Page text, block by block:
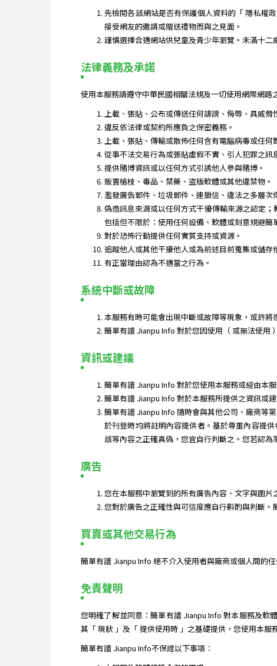
先檢閱各該網站是否有保護個人資料的「 隱私權
接受網友的邀請或贈送禮物而與之見面。
謹慎選擇合適網站供兒童及青少年瀏覽。未滿十
法律義務及承諾
使用本服務請遵守中華民國相關法規及一切使用網際網
上載、張貼、公布或傳送任何誹謗、侮辱、具威
違反依法律或契約所應負之保密義務。
上載、張貼、傳輸或散佈任何含有電腦病毒或任
從事不法交易行為或張貼虛假不實、引人犯罪之訊
提供賭博資訊或以任何方式引誘他人參與賭博。
販賣槍枝、毒品、禁藥、盜版軟體或其他違禁物。
濫發廣告郵件、垃圾郵件、連鎖信、違法之多層次
偽造訊息來源或以任何方式干擾傳輸來源之認定
包括但不限於：使用任何設備、軟體或刻意規避
對於恐怖行動提供任何實質支持或資源。
追蹤他人或其他干擾他人或為前述目前蒐集或儲存
有正當理由認為不適當之行為。
系統中斷或故障
本服務有時可能會出現中斷或故障等現象，或許
簡單有譜 Jianpu Info 對於您因使用（ 或無法使用
資訊或建議
簡單有譜 Jianpu Info 對於您使用本服務或經由本
簡單有譜 Jianpu Info 對於本服務所提供之資訊或
簡單有譜 Jianpu Info 隨時會與其他公司、廠商等
於刊登時均將註明內容提供者。基於尊重內容提
該等內容之正確真偽，您宜自行判斷之。您若認
廣告
您在本服務中瀏覽到的所有廣告內容、文字與圖
您對於廣告之正確性與可信度應自行斟酌與判斷
買賣或其他交易行為
簡單有譜 Jianpu Info 絕不介入使用者與廠商或個人間的
免責聲明
您明確了解並同意：簡單有譜 Jianpu Info 對本服務及軟
其「 現狀 」及「 提供使用時 」之基礎提供，您使用本服
簡單有譜 Jianpu Info不保證以下事項：